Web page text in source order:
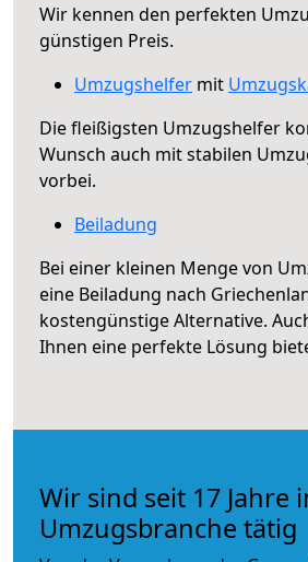
Wir kennen den perfekten
günstigen Preis.
Umzugshelfer mit
Die fleißigsten Umzugshelfer
Wunsch auch mit stabilen
vorbei.
Beiladung
Bei einer kleinen Menge von
eine Beiladung nach
kostengünstige Alternative.
Ihnen eine perfekte Lösung
Wir sind seit 17 Jahre
Umzugsbranche tätig